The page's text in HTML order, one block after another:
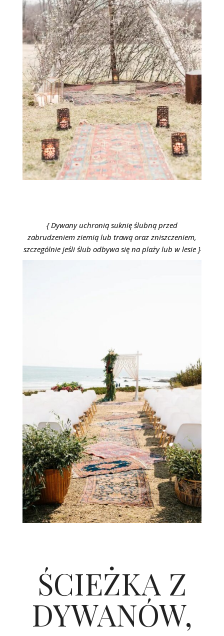
{ Dywany uchronią suknię ślubną przed
zabrudzeniem ziemią lub trawą oraz zniszczeniem,
szczególnie jeśli ślub odbywa się na plaży lub w lesie }
ŚCIEŻKA Z
DYWANÓW,